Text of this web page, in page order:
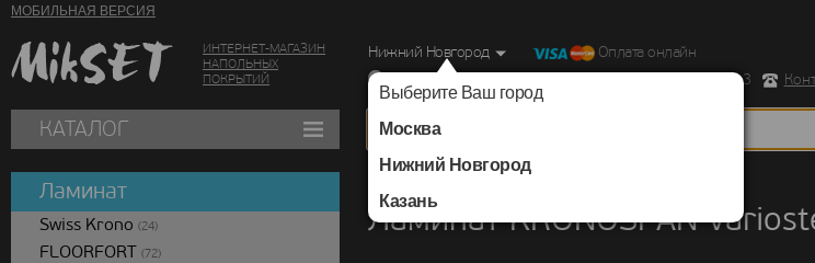
МОБИЛЬНАЯ ВЕРСИЯ
ИНТЕРНЕТ-МАГАЗИН
НАПОЛЬНЫХ
ПОКРЫТИЙ
Нижний Новгород
Выберите Ваш город
Москва
Нижний Новгород
Казань
Оплата онлайн
г. Нижний Новгород, Ул. Республиканская д.43 корпус 3
КАТАЛОГ
Ламинат KRONOSPAN
Ламинат
Swiss Krono (24)
FLOORFORT (72)